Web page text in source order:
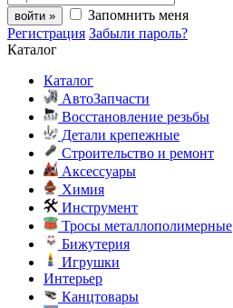
войти »
Запомнить меня
Регистрация Забыли пароль?
Каталог
Каталог
АвтоЗапчасти
Восстановление резьбы
Детали крепежные
Строительство и ремонт
Аксессуары
Химия
Инструмент
Тросы металлополимерные
Бижутерия
Игрушки
Интерьер
Канцтовары